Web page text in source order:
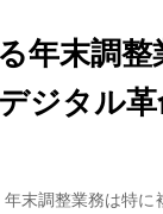
年末調整
ジタル
末調整業務は特に